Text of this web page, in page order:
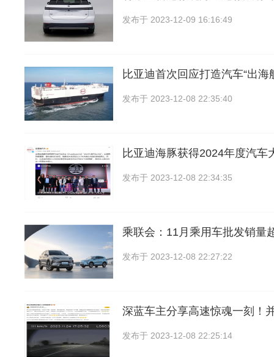
发布于 2023-12-09 16:16:49
比亚迪首次回应打造汽车“出海
发布于 2023-12-08 22:35:40
比亚迪海豚获得2024年度汽车
发布于 2023-12-08 22:34:35
乘联会：11月乘用车批发销量
发布于 2023-12-08 22:27:22
深蓝车主分享高速惊魂一刻！
发布于 2023-12-08 22:25:14